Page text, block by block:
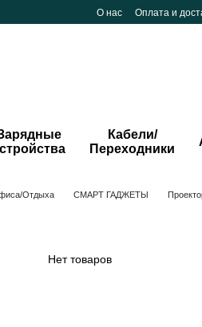
О нас Оплата и
Кабели/
Переходники
Отдыха СМАРТ ГАДЖЕТЫ
Нет товаров